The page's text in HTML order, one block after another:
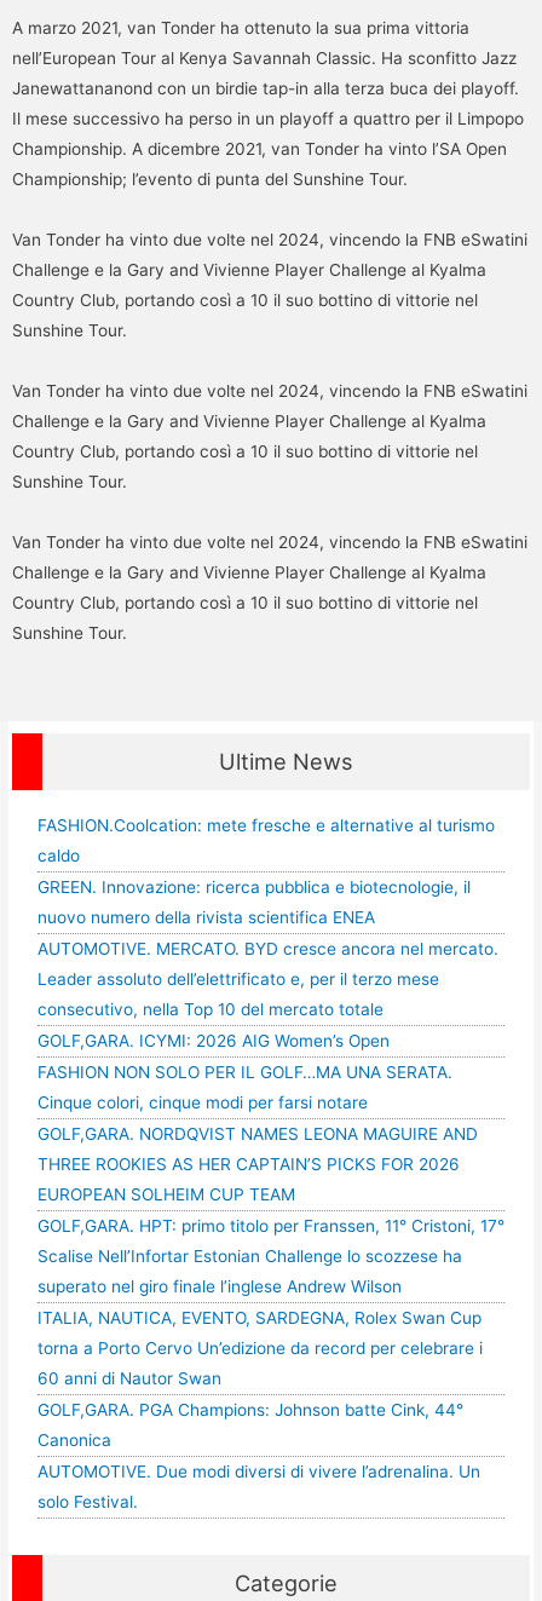
A marzo 2021, van Tonder ha ottenuto la sua prima vittoria
nell’European Tour al Kenya Savannah Classic. Ha sconfitto Jazz
Janewattananond con un birdie tap-in alla terza buca dei playoff.
Il mese successivo ha perso in un playoff a quattro per il Limpopo
Championship. A dicembre 2021, van Tonder ha vinto l’SA Open
Championship; l’evento di punta del Sunshine Tour.
Van Tonder ha vinto due volte nel 2024, vincendo la FNB eSwatini
Challenge e la Gary and Vivienne Player Challenge al Kyalma
Country Club, portando così a 10 il suo bottino di vittorie nel
Sunshine Tour.
Van Tonder ha vinto due volte nel 2024, vincendo la FNB eSwatini
Challenge e la Gary and Vivienne Player Challenge al Kyalma
Country Club, portando così a 10 il suo bottino di vittorie nel
Sunshine Tour.
Van Tonder ha vinto due volte nel 2024, vincendo la FNB eSwatini
Challenge e la Gary and Vivienne Player Challenge al Kyalma
Country Club, portando così a 10 il suo bottino di vittorie nel
Sunshine Tour.
Ultime News
FASHION.Coolcation: mete fresche e alternative al turismo
caldo
GREEN. Innovazione: ricerca pubblica e biotecnologie, il
nuovo numero della rivista scientifica ENEA
AUTOMOTIVE. MERCATO. BYD cresce ancora nel mercato.
Leader assoluto dell’elettrificato e, per il terzo mese
consecutivo, nella Top 10 del mercato totale
GOLF,GARA. ICYMI: 2026 AIG Women’s Open
FASHION NON SOLO PER IL GOLF…MA UNA SERATA.
Cinque colori, cinque modi per farsi notare
GOLF,GARA. NORDQVIST NAMES LEONA MAGUIRE AND
THREE ROOKIES AS HER CAPTAIN’S PICKS FOR 2026
EUROPEAN SOLHEIM CUP TEAM
GOLF,GARA. HPT: primo titolo per Franssen, 11° Cristoni, 17°
Scalise Nell’Infortar Estonian Challenge lo scozzese ha
superato nel giro finale l’inglese Andrew Wilson
ITALIA, NAUTICA, EVENTO, SARDEGNA, Rolex Swan Cup
torna a Porto Cervo Un’edizione da record per celebrare i
60 anni di Nautor Swan
GOLF,GARA. PGA Champions: Johnson batte Cink, 44°
Canonica
AUTOMOTIVE. Due modi diversi di vivere l’adrenalina. Un
solo Festival.
Categorie